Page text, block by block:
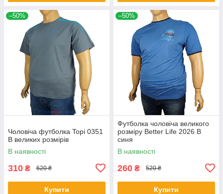
–50%
Чоловіча футболка Topi 0351
B великих розмірів
В наявності
310 ₴ 620 ₴
Купити
–50%
Футболка чоловіча великого
розміру Better Life 2026 В
синя
В наявності
260 ₴ 520 ₴
Купити